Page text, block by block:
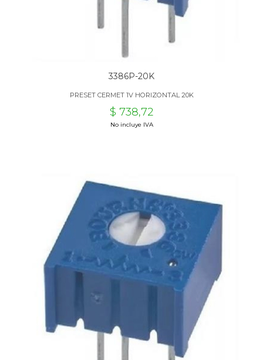
3386P-20K
PRESET CERMET 1V HORIZONTAL 20K
$ 738,72
No incluye IVA